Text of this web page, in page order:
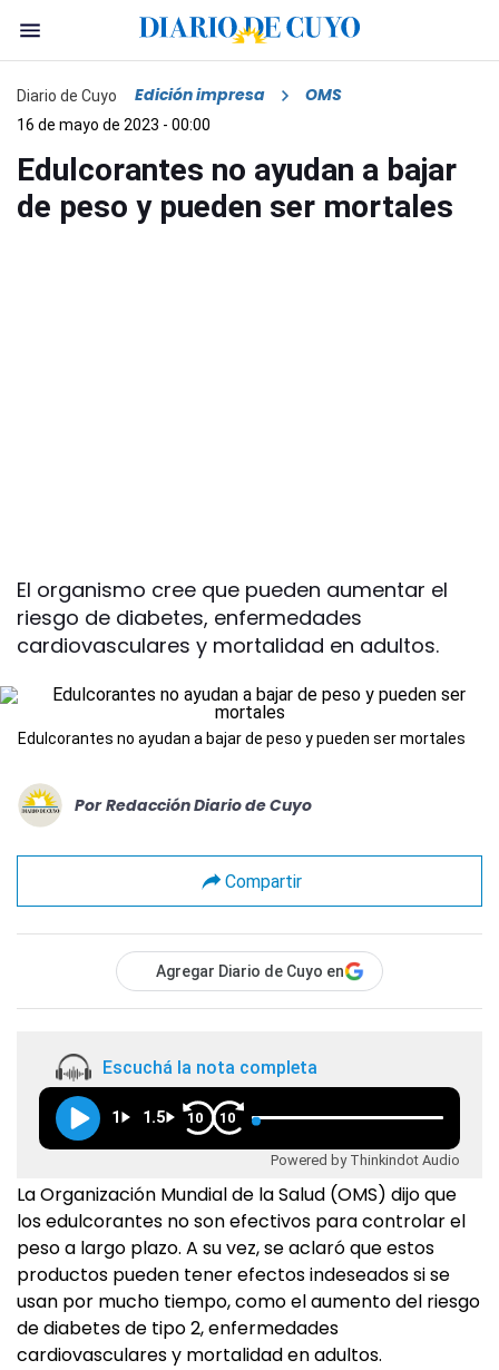
Diario de Cuyo Edición impresa OMS
16 de mayo de 2023 - 00:00
Edulcorantes no ayudan a bajar
de peso y pueden ser mortales
El organismo cree que pueden aumentar el
riesgo de diabetes, enfermedades
cardiovasculares y mortalidad en adultos.
Edulcorantes no ayudan a bajar de peso y pueden ser mortales
Por Redacción Diario de Cuyo
Compartir
Agregar Diario de Cuyo en
Escuchá la nota completa
1 1.5 10 10
Powered by Thinkindot Audio
La Organización Mundial de la Salud (OMS) dijo que
los edulcorantes no son efectivos para controlar el
peso a largo plazo. A su vez, se aclaró que estos
productos pueden tener efectos indeseados si se
usan por mucho tiempo, como el aumento del riesgo
de diabetes de tipo 2, enfermedades
cardiovasculares y mortalidad en adultos.